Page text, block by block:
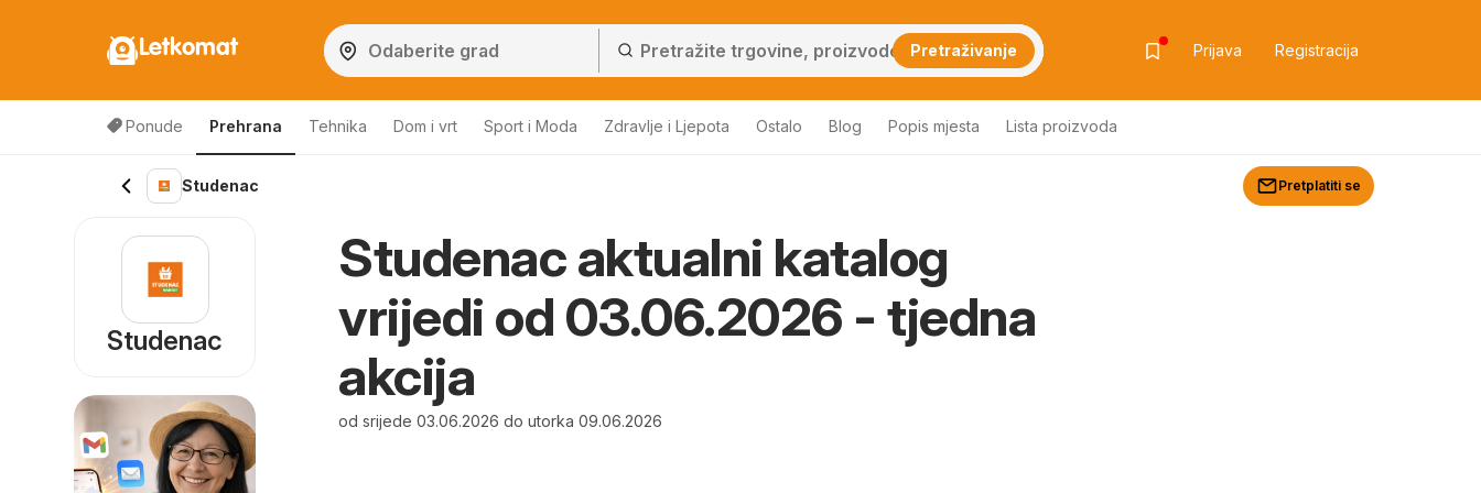
Letkomat Pretraživanje Prijava Registracija
Ponude Prehrana Tehnika Dom i vrt Sport i Moda Zdravlje i Ljepota Ostalo Blog Popis mjesta Lista proizvoda
Studenac Pretplatiti se
Studenac aktualni katalog
vrijedi od 03.06.2026 - tjedna
akcija
od srijede 03.06.2026 do utorka 09.06.2026
Studenac